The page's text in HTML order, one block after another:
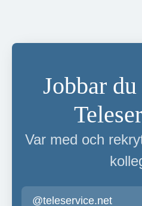
Jobbar
Var med och
@teleservice.net